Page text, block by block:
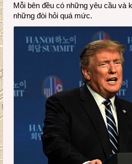
Mỗi bên đều có những yêu cầu và
những đòi hỏi quá mức.